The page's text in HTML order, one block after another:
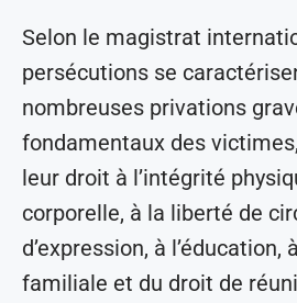
Selon le magistrat
persécutions se
nombreuses privations
fondamentaux des
leur droit à l’intégrité
corporelle, à la liberté de
d’expression, à
familiale et du droit de